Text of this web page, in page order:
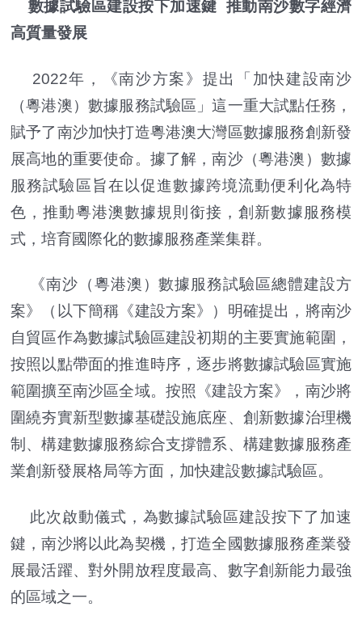
數據試驗區建設按下加速鍵 推動南沙數字經濟
高質量發展
2022年，《南沙方案》提出「加快建設南沙
（粵港澳）數據服務試驗區」這一重大試點任務，
賦予了南沙加快打造粵港澳大灣區數據服務創新發
展高地的重要使命。據了解，南沙（粵港澳）數據
服務試驗區旨在以促進數據跨境流動便利化為特
色，推動粵港澳數據規則銜接，創新數據服務模
式，培育國際化的數據服務產業集群。
《南沙（粵港澳）數據服務試驗區總體建設方
案》（以下簡稱《建設方案》）明確提出，將南沙
自貿區作為數據試驗區建設初期的主要實施範圍，
按照以點帶面的推進時序，逐步將數據試驗區實施
範圍擴至南沙區全域。按照《建設方案》，南沙將
圍繞夯實新型數據基礎設施底座、創新數據治理機
制、構建數據服務綜合支撐體系、構建數據服務產
業創新發展格局等方面，加快建設數據試驗區。
此次啟動儀式，為數據試驗區建設按下了加速
鍵，南沙將以此為契機，打造全國數據服務產業發
展最活躍、對外開放程度最高、數字創新能力最強
的區域之一。